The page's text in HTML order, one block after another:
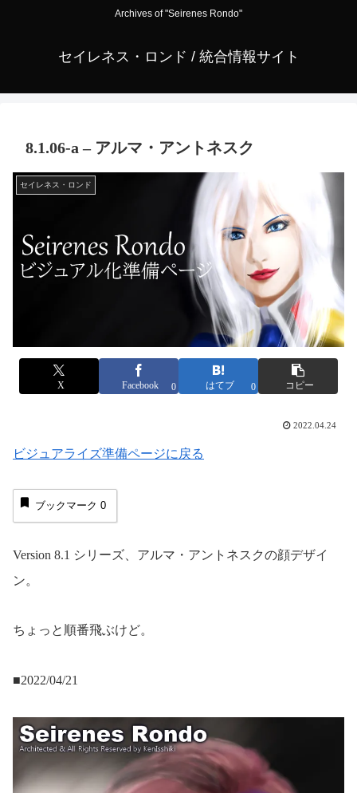
Archives of "Seirenes Rondo"
セイレネス・ロンド / 統合情報サイト
8.1.06-a – アルマ・アントネスク
セイレネス・ロンド
X Facebook 0 はてブ 0 コピー
2022.04.24
ビジュアライズ準備ページに戻る
ブックマーク 0
Version 8.1 シリーズ、アルマ・アントネスクの顔デザイ
ン。
ちょっと順番飛ぶけど。
■2022/04/21